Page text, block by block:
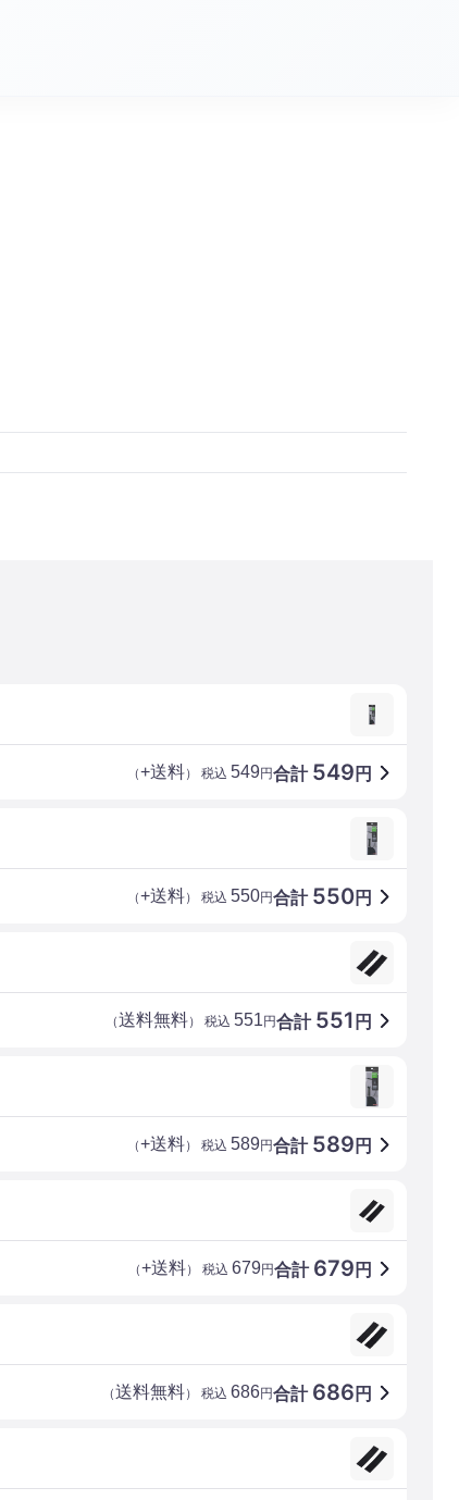
合計 549 円
（+送料） 税込 549円
合計 550円
（+送料） 税込 550円
合計 551 円
（送料無料） 税込 551円
合計 589 円
（+送料） 税込 589円
合計 679 円
（+送料） 税込 679円
合計 686 円
（送料無料） 税込 686円